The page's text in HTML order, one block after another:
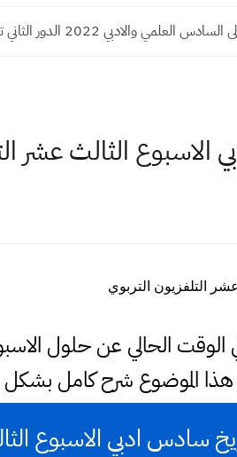
والادبي 2022 الدور الثاني تطبيقي...
الثالث عشر
التلفزيون التربوي
الوقت الحالي عن حلول
الموضوع شرح كامل
سادس ادبي الاسبوع